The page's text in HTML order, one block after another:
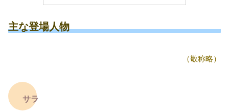
主な登場人物
（敬称略）
サラ